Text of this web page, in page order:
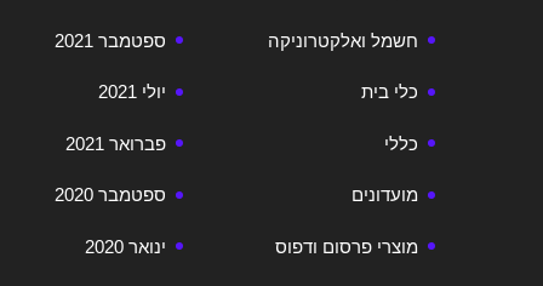
ספטמבר 2021
יולי 2021
פברואר 2021
ספטמבר 2020
ינואר 2020
חשמל ואלקטרוניקה
כלי בית
כללי
מועדונים
מוצרי פרסום ודפוס